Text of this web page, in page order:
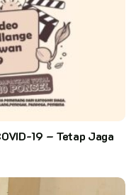
19 – Tetap Jaga